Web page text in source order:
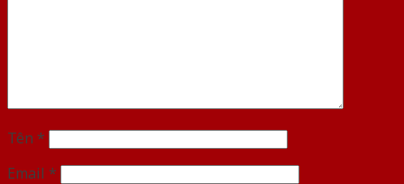
Tên *
Email *